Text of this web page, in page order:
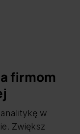
firmom
w
Zwiększ